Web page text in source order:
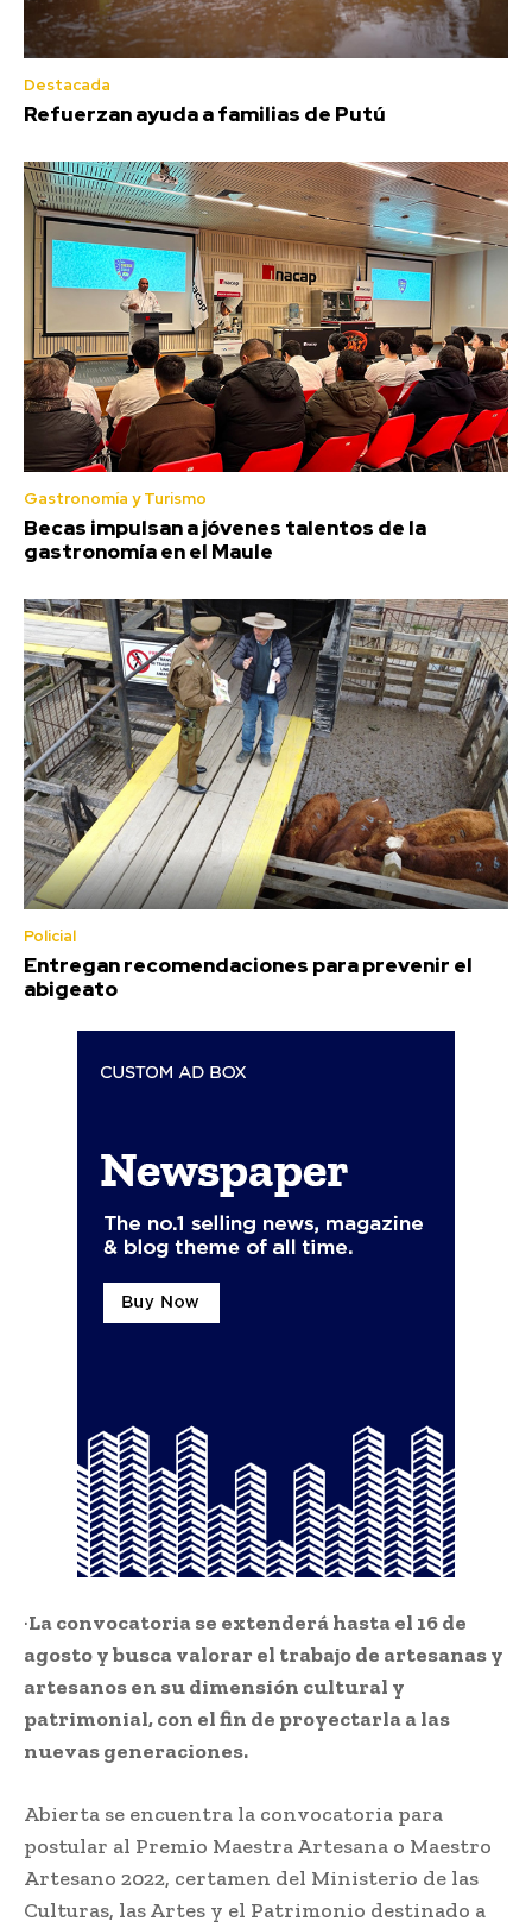
Destacada
Refuerzan ayuda a familias de Putú
Gastronomía y Turismo
Becas impulsan a jóvenes talentos de la
gastronomía en el Maule
Policial
Entregan recomendaciones para prevenir el
abigeato
·La convocatoria se extenderá hasta el 16 de
agosto y busca valorar el trabajo de artesanas y
artesanos en su dimensión cultural y
patrimonial, con el fin de proyectarla a las
nuevas generaciones.
Abierta se encuentra la convocatoria para
postular al Premio Maestra Artesana o Maestro
Artesano 2022, certamen del Ministerio de las
Culturas, las Artes y el Patrimonio destinado a